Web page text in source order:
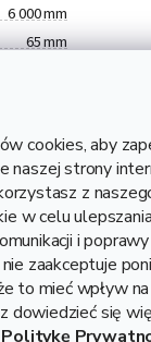
cookies, aby
naszej strony
z
w celu
i
zaakceptuje
to mieć wpływ
dowiedzieć się
Politykę
6 000 mm
65 mm
bez VAT
fi 65